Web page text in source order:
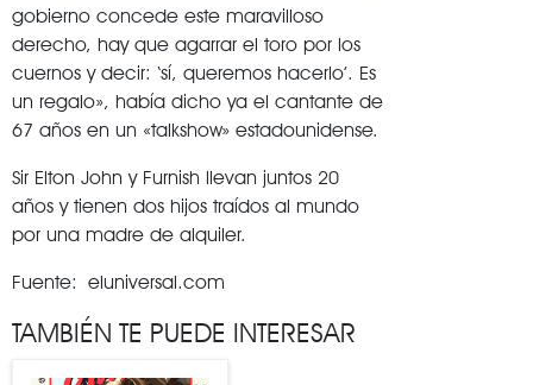
gobierno concede este maravilloso
derecho, hay que agarrar el toro por los
cuernos y decir: ‘sí, queremos hacerlo’. Es
un regalo», había dicho ya el cantante de
67 años en un «talkshow» estadounidense.
Sir Elton John y Furnish llevan juntos 20
años y tienen dos hijos traídos al mundo
por una madre de alquiler.
Fuente: eluniversal.com
TAMBIÉN TE PUEDE INTERESAR